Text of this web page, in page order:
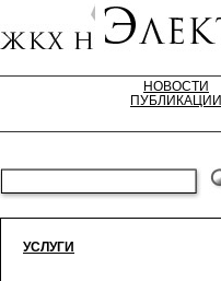
НОВОСТИ
ПУБЛИКАЦИИ
УСЛУГИ